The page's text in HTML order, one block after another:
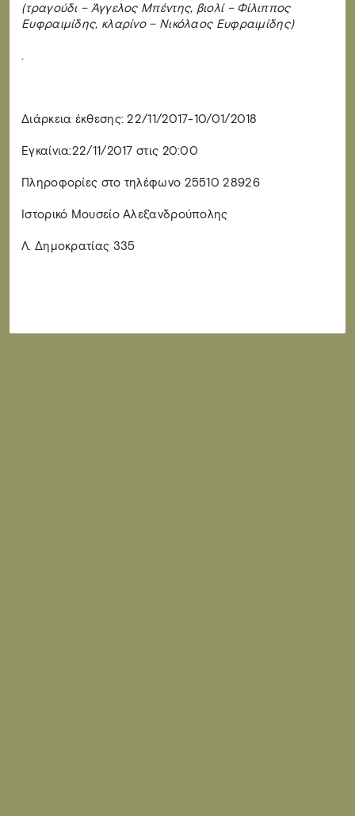
(τραγούδι – Άγγελος Μπέντης, βιολί – Φίλιππος
Ευφραιμίδης, κλαρίνο – Νικόλαος Ευφραιμίδης)
.
Διάρκεια έκθεσης: 22/11/2017-10/01/2018
Εγκαίνια:22/11/2017 στις 20:00
Πληροφορίες στο τηλέφωνο 25510 28926
Ιστορικό Μουσείο Αλεξανδρούπολης
Λ. Δημοκρατίας 335